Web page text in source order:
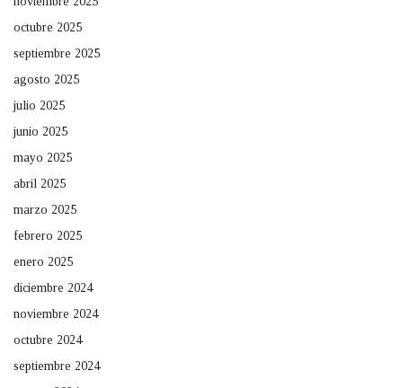
octubre 2025
septiembre 2025
agosto 2025
julio 2025
junio 2025
mayo 2025
abril 2025
marzo 2025
febrero 2025
enero 2025
diciembre 2024
noviembre 2024
octubre 2024
septiembre 2024